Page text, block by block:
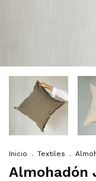
Inicio . Textiles .
Almohadón